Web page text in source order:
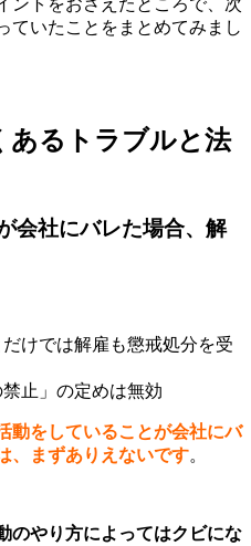
ていたことをまとめてみまし
あるトラブルと法
会社にバレた場合、解
けでは解雇も懲戒処分を受
止」の定めは無効
動をしていることが会社にバ
、まずありえないです。
のやり方によってはクビにな